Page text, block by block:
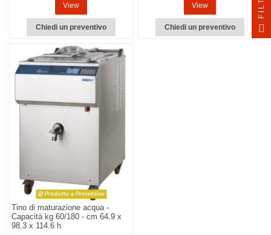
View
Chiedi un preventivo
View
Chiedi un preventivo
Prodotto a Preventivo
Tino di maturazione acqua -
Capacità kg 60/180 - cm 64.9 x
98.3 x 114.6 h